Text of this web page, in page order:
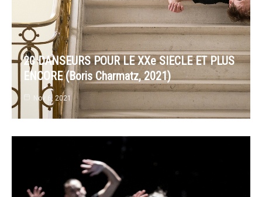
20 DANSEURS POUR LE XXe SIECLE ET PLUS
ENCORE (Boris Charmatz, 2021)
Nov 6, 2021